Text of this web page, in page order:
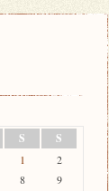
S S
1
2
8
9